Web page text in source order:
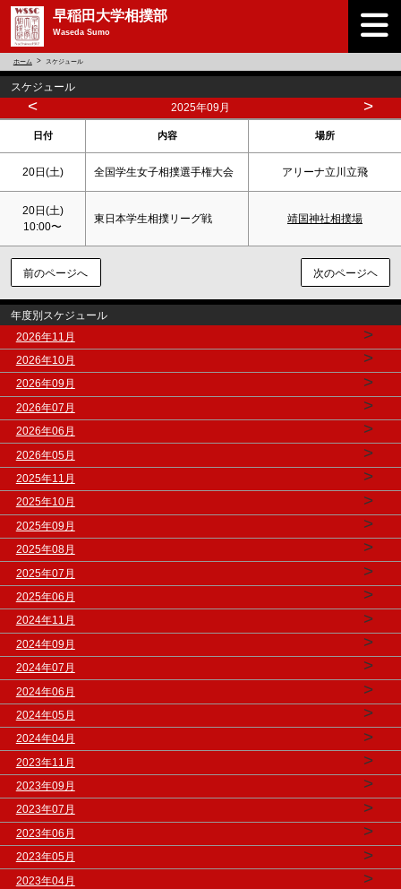
早稲田大学相撲部
Waseda Sumo
ホーム スケジュール
スケジュール
< 2025年09月 >
日付 内容 場所
20日(土) 全国学生女子相撲選手権大会 アリーナ立川立飛
20日(土)
10:00〜
東日本学生相撲リーグ戦 靖国神社相撲場
前のページへ 次のページヘ
年度別スケジュール
2026年11月
>
2026年10月 >
2026年09月 >
2026年07月 >
2026年06月 >
2026年05月 >
2025年11月 >
2025年10月 >
2025年09月 >
2025年08月 >
2025年07月 >
2025年06月 >
2024年11月 >
2024年09月 >
2024年07月 >
2024年06月 >
2024年05月 >
2024年04月 >
2023年11月 >
2023年09月 >
2023年07月 >
2023年06月 >
2023年05月 >
2023年04月 >